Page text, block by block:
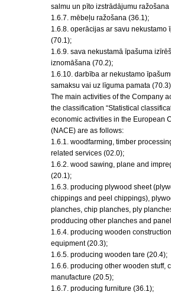
salmu un pīto izstrādājumu ražošana
1.6.7. mēbeļu ražošana (36.1);
1.6.8. operācijas ar savu nekustamo
(70.1);
1.6.9. sava nekustamā īpašuma
iznomāšana (70.2);
1.6.10. darbība ar nekustamo
samaksu vai uz līguma pamata
The main activities of the Company
the classification “Statistical
economic activities in the European
(NACE) are as follows:
1.6.1. woodfarming, timber
related services (02.0);
1.6.2. wood sawing, plane and
(20.1);
1.6.3. producing plywood sheet
chippings and peel chippings),
planches, chip planches, ply
prodducing other planches and
1.6.4. producing wooden
equipment (20.3);
1.6.5. producing wooden tare (20.4);
1.6.6. producing other wooden stuff,
manufacture (20.5);
1.6.7. producing furniture (36.1);